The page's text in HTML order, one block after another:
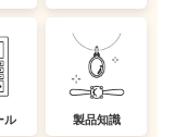
ル 製品知識